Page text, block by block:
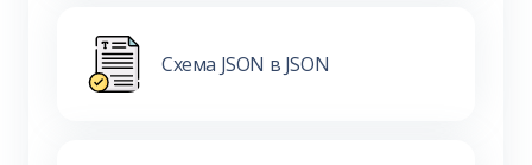
Схема JSON в JSON